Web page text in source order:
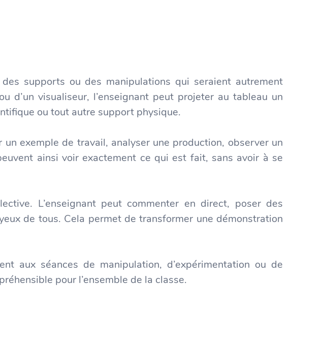
supports ou des manipulations qui seraient autrement
d’un visualiseur, l’enseignant peut projeter au tableau un
ou tout autre support physique.
exemple de travail, analyser une production, observer un
ainsi voir exactement ce qui est fait, sans avoir à se
L’enseignant peut commenter en direct, poser des
de tous. Cela permet de transformer une démonstration
aux séances de manipulation, d’expérimentation ou de
pour l’ensemble de la classe.